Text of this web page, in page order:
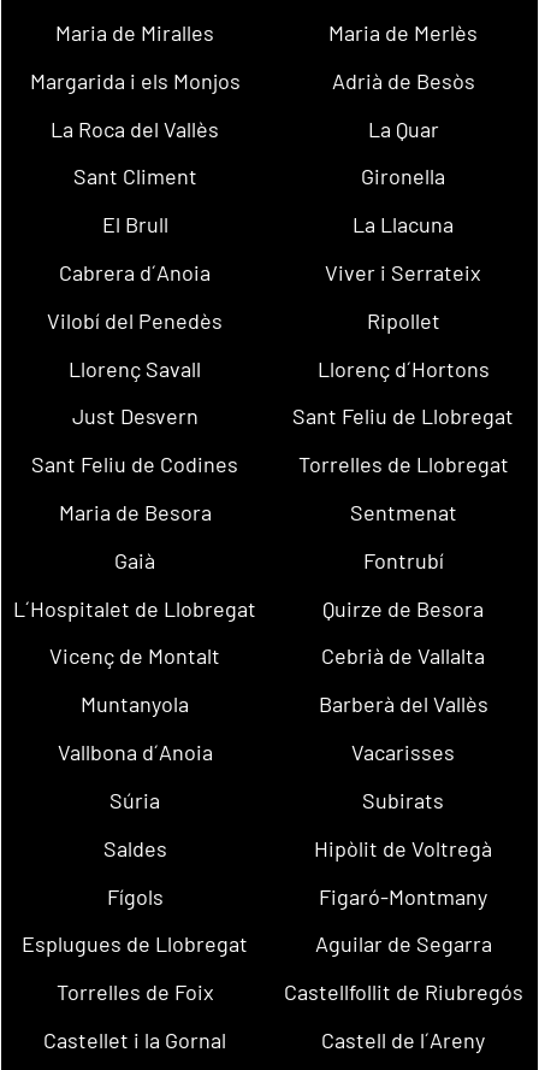
Maria de Miralles
Maria de Merlès
Margarida i els Monjos
Adrià de Besòs
La Roca del Vallès
La Quar
Sant Climent
Gironella
El Brull
La Llacuna
Cabrera d´Anoia
Viver i Serrateix
Vilobí del Penedès
Ripollet
Llorenç Savall
Llorenç d´Hortons
Just Desvern
Sant Feliu de Llobregat
Sant Feliu de Codines
Torrelles de Llobregat
Maria de Besora
Sentmenat
Gaià
Fontrubí
L´Hospitalet de Llobregat
Quirze de Besora
Vicenç de Montalt
Cebrià de Vallalta
Muntanyola
Barberà del Vallès
Vallbona d´Anoia
Vacarisses
Súria
Subirats
Saldes
Hipòlit de Voltregà
Fígols
Figaró-Montmany
Esplugues de Llobregat
Aguilar de Segarra
Torrelles de Foix
Castellfollit de Riubregós
Castellet i la Gornal
Castell de l´Areny